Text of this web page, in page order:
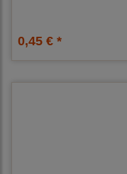
0,45 € *